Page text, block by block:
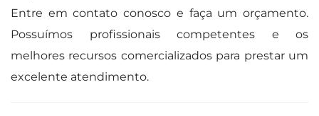
Entre em contato conosco e faça um orçamento.
Possuímos profissionais competentes e os
melhores recursos comercializados para prestar um
excelente atendimento.